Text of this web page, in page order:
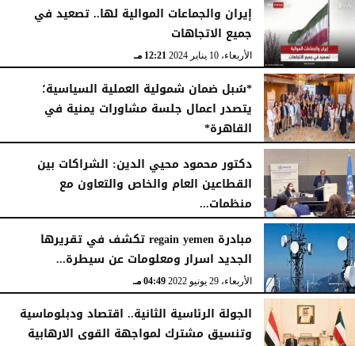
إيران والجماعات الموالية لها.. تصعيد في
جميع الاتجاهات
الأربعاء، 10 يناير 2024 12:21 مـ
*سُبل ضمان شمولية العملية السياسية؛
يتصدر اعمال جلسة مشاورات يمنية في
القاهرة*
الخميس، 21 ديسمبر 2023
دكتور محمود محيي الدين: الشراكات بين
القطاعين العام والخاص والتعاون مع
منظمات...
الثلاثاء، 18 أكتوبر 2022 08:12 صـ
مبادرة regain yemen تكشف في تقريرها
الجديد اسرار ومعلومات عن سيطرة...
الأربعاء، 29 يونيو 2022 04:49 مـ
الجولة الرئاسية الثانية.. اقتصاد ودبلوماسية
وتنسيق مشترك لمواجهة القوى الارهابية